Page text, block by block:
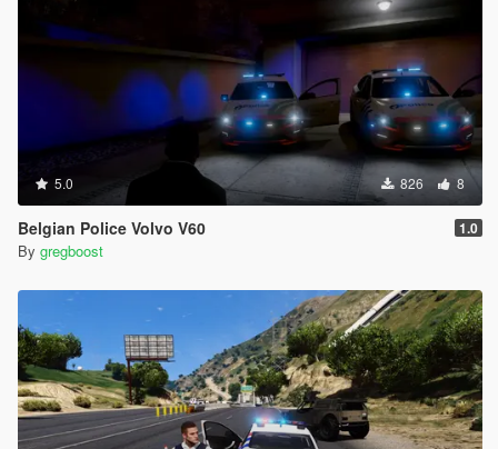
5.0 826 8
Belgian Police Volvo V60 1.0
By gregboost